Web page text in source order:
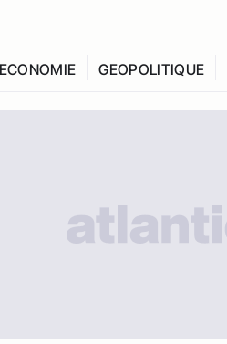
ECONOMIE GEOPOLITIQUE